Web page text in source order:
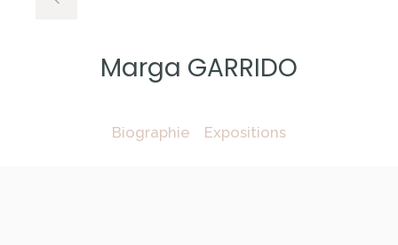
Marga GARRIDO
Biographie Expositions